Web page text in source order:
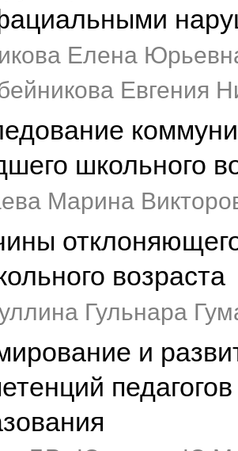
Елена
Евгения
школьного
Марина
возраста
Гульнара
и